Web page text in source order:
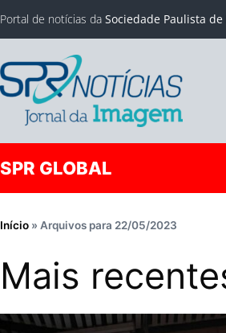
Portal de notícias da Sociedade Paulista
SPR GLOBAL
Início » Arquivos para 22/05/2023
Mais